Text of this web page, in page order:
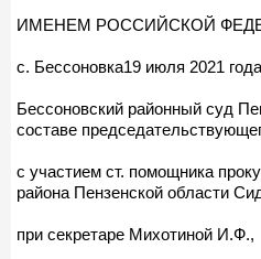
ИМЕНЕМ РОССИЙСКОЙ
с. Бессоновка19 июля 2021 года
Бессоновский районный суд
составе
с участием ст. помощника
района Пензенской области
при секретаре Михотиной И.Ф.,